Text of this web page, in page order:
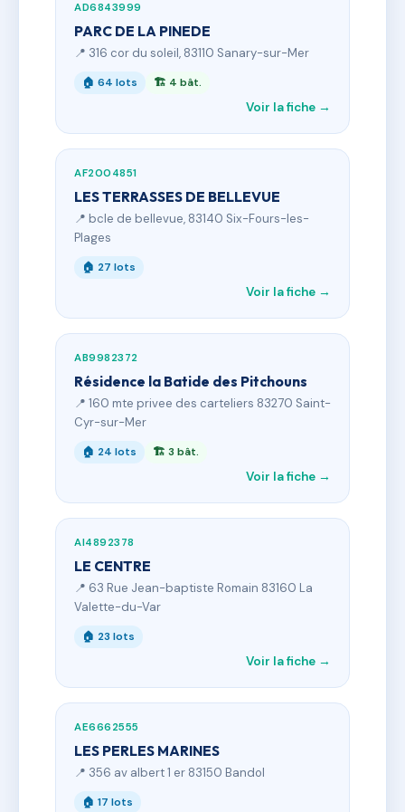
AD6843999
PARC DE LA PINEDE
📍 316 cor du soleil, 83110 Sanary-sur-Mer
🏠 64 lots 🏗 4 bât.
Voir la fiche →
AF2004851
LES TERRASSES DE BELLEVUE
📍 bcle de bellevue, 83140 Six-Fours-les-
Plages
🏠 27 lots
Voir la fiche →
AB9982372
Résidence la Batide des Pitchouns
📍 160 mte privee des carteliers 83270 Saint-
Cyr-sur-Mer
🏠 24 lots 🏗 3 bât.
Voir la fiche →
AI4892378
LE CENTRE
📍 63 Rue Jean-baptiste Romain 83160 La
Valette-du-Var
🏠 23 lots
Voir la fiche →
AE6662555
LES PERLES MARINES
📍 356 av albert 1 er 83150 Bandol
🏠 17 lots